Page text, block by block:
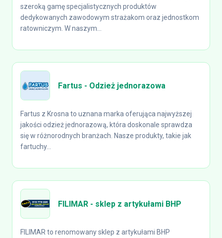
szeroką gamę specjalistycznych produktów
dedykowanych zawodowym strażakom oraz jednostkom
ratowniczym. W naszym...
Fartus - Odzież jednorazowa
Fartus z Krosna to uznana marka oferująca najwyższej
jakości odzież jednorazową, która doskonale sprawdza
się w różnorodnych branżach. Nasze produkty, takie jak
fartuchy...
FILIMAR - sklep z artykułami BHP
FILIMAR to renomowany sklep z artykułami BHP